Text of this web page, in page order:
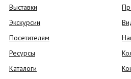
Выставки
Экскурсии
Посетителям
Ресурсы
Каталоги